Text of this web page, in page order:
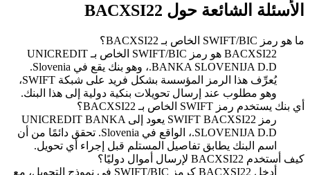
الأسئلة الشائعة حول BACXSI22
ما هو رمز SWIFT/BIC الخاص بـ BACXSI22؟
BACXSI22 هو رمز SWIFT/BIC الخاص بـ UNICREDIT
BANKA SLOVENIJA D.D.، وهو بنك يقع في Slovenia.
يُعرِّف هذا الرمز المؤسسة بشكل فريد على شبكة SWIFT،
وهو مطلوب عند إرسال تحويلات بنكية دولية إلى هذا البنك.
أي بنك يستخدم رمز SWIFT الخاص بـ BACXSI22؟
رمز SWIFT BACXSI22 يعود إلى UNICREDIT BANKA
SLOVENIJA D.D.، الواقع في Slovenia. تحقق دائمًا من أن
اسم البنك يطابق تفاصيل المستلم قبل إجراء أي تحويل.
كيف أستخدم BACXSI22 لإرسال أموال دوليًا؟
أدخل BACXSI22 كرمز SWIFT/BIC في نموذج التحويل، مع